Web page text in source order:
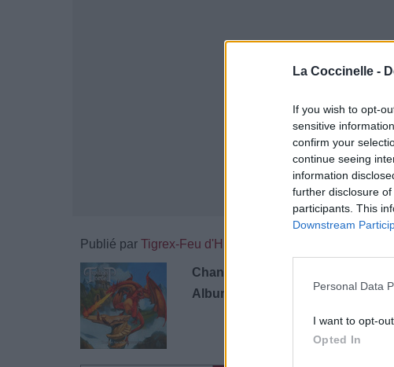
La Coccinelle -
If you wish to opt-
sensitive
confirm your
continue seeing
information
further disclosure
participants. This
Downstream
Personal Data
I want to opt-
Opted In
Publié par Tigrex-Feu d'Hiver
Chanteurs :
Albums :
Tales of Ancient